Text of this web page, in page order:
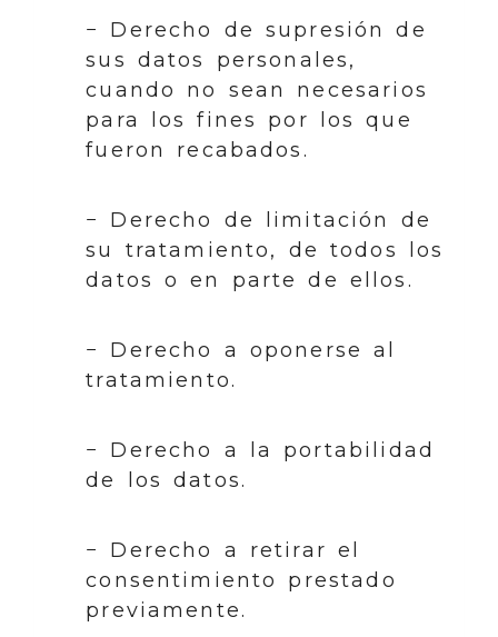
− Derecho de supresión de
sus datos personales,
cuando no sean necesarios
para los fines por los que
fueron recabados.
− Derecho de limitación de
su tratamiento, de todos los
datos o en parte de ellos.
− Derecho a oponerse al
tratamiento.
− Derecho a la portabilidad
de los datos.
− Derecho a retirar el
consentimiento prestado
previamente.